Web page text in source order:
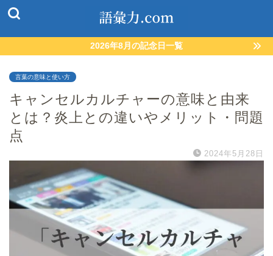
2026年8月の記念日一覧
言葉の意味と使い方
キャンセルカルチャーの意味と由来
とは？炎上との違いやメリット・問題
点
2024年5月28日